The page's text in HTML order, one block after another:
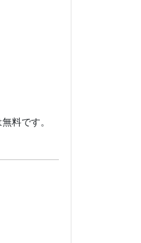
料です。